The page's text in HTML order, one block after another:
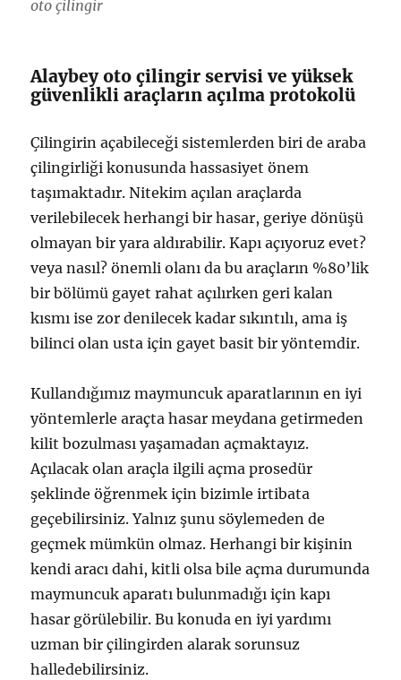
oto çilingir
Alaybey oto çilingir servisi ve yüksek
güvenlikli araçların açılma protokolü
Çilingirin açabileceği sistemlerden biri de araba
çilingirliği konusunda hassasiyet önem
taşımaktadır. Nitekim açılan araçlarda
verilebilecek herhangi bir hasar, geriye dönüşü
olmayan bir yara aldırabilir. Kapı açıyoruz evet?
veya nasıl? önemli olanı da bu araçların %80’lik
bir bölümü gayet rahat açılırken geri kalan
kısmı ise zor denilecek kadar sıkıntılı, ama iş
bilinci olan usta için gayet basit bir yöntemdir.
Kullandığımız maymuncuk aparatlarının en iyi
yöntemlerle araçta hasar meydana getirmeden
kilit bozulması yaşamadan açmaktayız.
Açılacak olan araçla ilgili açma prosedür
şeklinde öğrenmek için bizimle irtibata
geçebilirsiniz. Yalnız şunu söylemeden de
geçmek mümkün olmaz. Herhangi bir kişinin
kendi aracı dahi, kitli olsa bile açma durumunda
maymuncuk aparatı bulunmadığı için kapı
hasar görülebilir. Bu konuda en iyi yardımı
uzman bir çilingirden alarak sorunsuz
halledebilirsiniz.